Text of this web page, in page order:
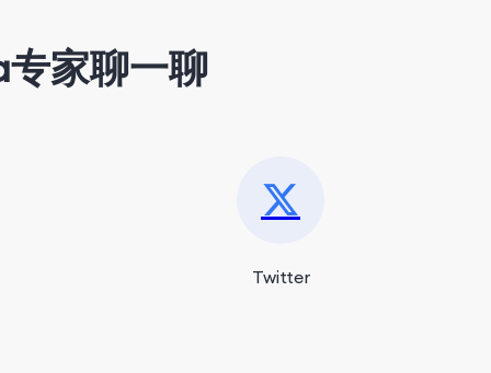
家聊一聊
Twitter